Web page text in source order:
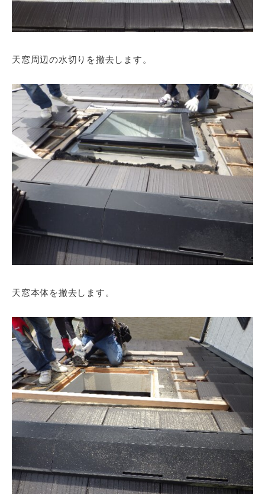
天窓周辺の水切りを撤去します。
天窓本体を撤去します。